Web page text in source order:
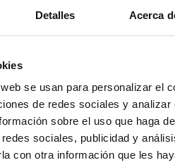
Detalles Acerca
se usan para personalizar el
de redes sociales y analizar
sobre el uso que haga
sociales, publicidad y
con otra información que les